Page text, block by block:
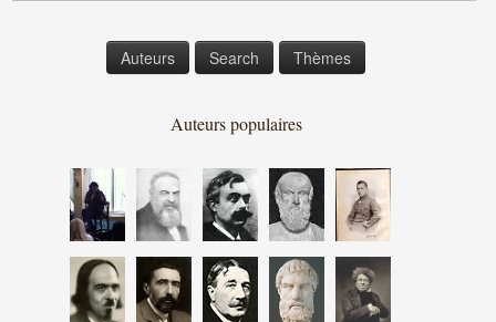
Auteurs Search Thèmes
Auteurs populaires